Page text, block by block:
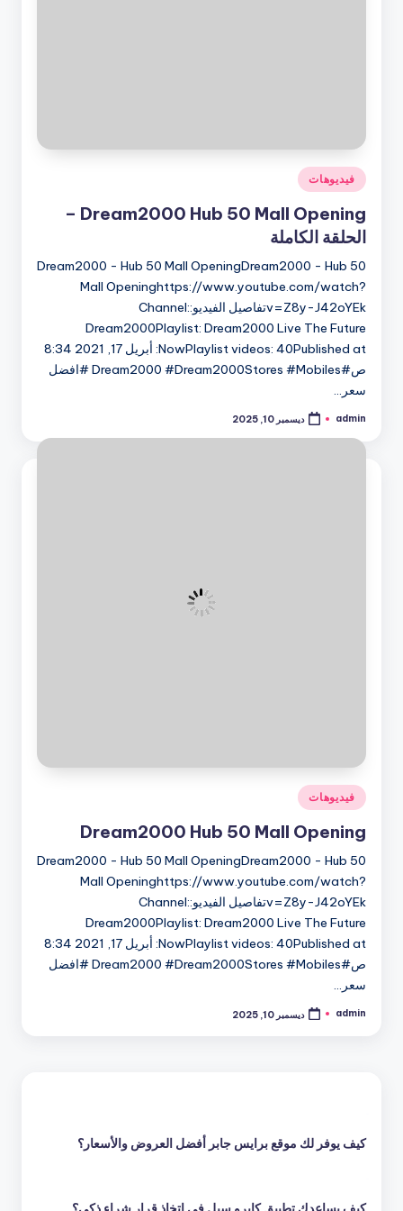
نُشر
في
فيديوهات
Dream2000 Hub 50 Mall Opening –
الحلقة الكاملة
Dream2000 - Hub 50 Mall OpeningDream2000 - Hub 50
Mall Openinghttps://www.youtube.com/watch?
v=Z8y-J42oYEkتفاصيل الفيديو:Channel:
Dream2000Playlist: Dream2000 Live The Future
NowPlaylist videos: 40Published at: أبريل 17, 2021 8:34
ص#Dream2000 #Dream2000Stores #Mobiles #افضل
سعر…
تمّ
بواسطة
admin ديسمبر 10, 2025
نُشر
في
فيديوهات
Dream2000 Hub 50 Mall Opening
Dream2000 - Hub 50 Mall OpeningDream2000 - Hub 50
Mall Openinghttps://www.youtube.com/watch?
v=Z8y-J42oYEkتفاصيل الفيديو:Channel:
Dream2000Playlist: Dream2000 Live The Future
NowPlaylist videos: 40Published at: أبريل 17, 2021 8:34
ص#Dream2000 #Dream2000Stores #Mobiles #افضل
سعر…
تمّ
admin ديسمبر 10, 2025
كيف يوفر لك موقع برايس جابر أفضل العروض والأسعار؟